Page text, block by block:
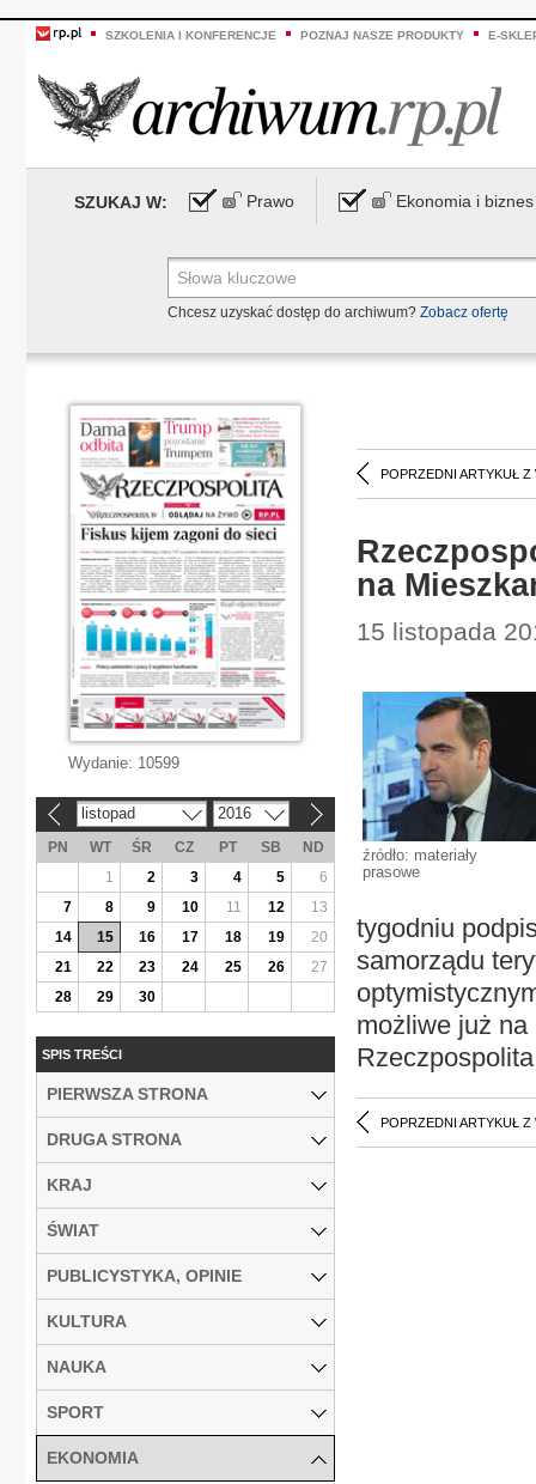
SZKOLENIA I KONFERENCJE POZNAJ NASZE PRODUKTY E-
SZUKAJ W: Prawo Ekonomia i biznes
Chcesz uzyskać dostęp do archiwum? Zobacz ofertę
POPRZEDNI ARTYKUŁ Z
na
15 listopada
źródło: materiały
prasowe
tygodniu
samorządu
możliwe już na
POPRZEDNI ARTYKUŁ Z
Wydanie: 10599
listopad 2016
PN WT ŚR CZ PT SB
ND
1
2 3 4 5
6
7
8 9 10 11 12
13
14
15 16 17 18 19
20
21
22 23 24 25 26
27
28
29 30
SPIS TREŚCI
PIERWSZA STRONA
DRUGA STRONA
KRAJ
ŚWIAT
PUBLICYSTYKA, OPINIE
KULTURA
NAUKA
SPORT
EKONOMIA